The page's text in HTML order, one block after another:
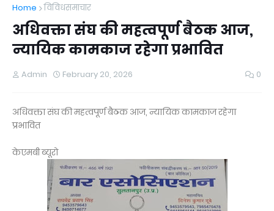
Home विविधसमाचार
अधिवक्ता संघ की महत्वपूर्ण बैठक आज,
न्यायिक कामकाज रहेगा प्रभावित
Admin February 20, 2026 0
अधिवक्ता संघ की महत्वपूर्ण बैठक आज, न्यायिक कामकाज रहेगा
प्रभावित
केएमबी ब्यूरो